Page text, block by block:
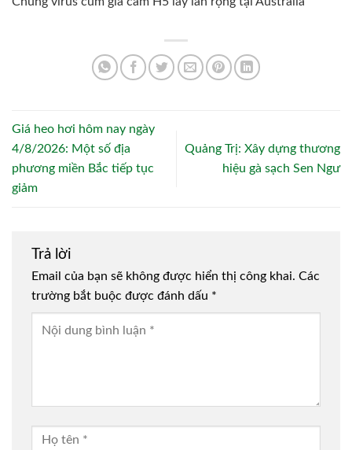
Giá heo hơi hôm nay ngày
4/8/2026: Một số địa
phương miền Bắc tiếp tục
giảm
Quảng Trị: Xây dựng thương
hiệu gà sạch Sen Ngư
Trả lời
Email của bạn sẽ không được hiển thị công khai. Các
trường bắt buộc được đánh dấu *